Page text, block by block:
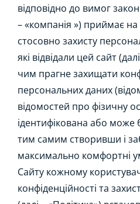
відповідно до вимог
– «компанія ») приймає на
стосовно захисту
які відвідали цей сайт
чим прагне захищати
персональних даних
відомостей про фізичну
ідентифікована або може
тим самим створивши і
максимально комфортні
Сайту кожному
конфіденційності та